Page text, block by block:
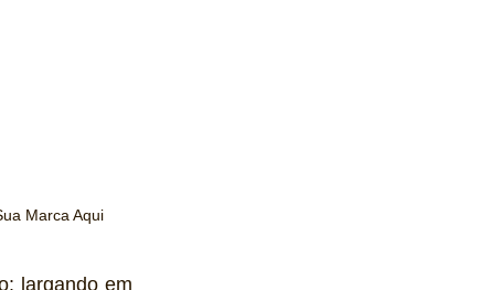
Marca Aqui
largando em